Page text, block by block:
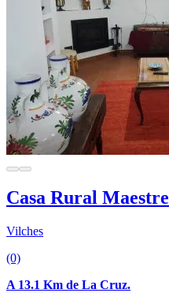
Casa Rural Maestre
Vilches
(0)
A 13.1 Km de La Cruz.